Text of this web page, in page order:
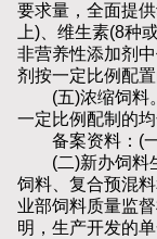
要求量，全面提
上)、维生素(8种
非营养性添加剂
剂按一定比例配置
(五)浓缩饲料。
一定比例配制的均
备案资料：(一)
(二)新办饲料生
饲料、复合预混
业部饲料质量监
明，生产开发的